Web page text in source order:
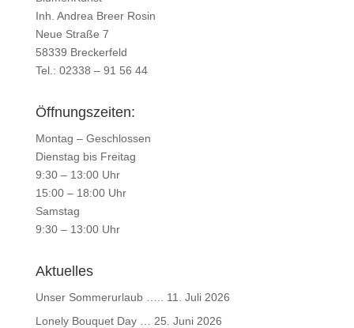
Inh. Andrea Breer Rosin
Neue Straße 7
58339 Breckerfeld
Tel.: 02338 – 91 56 44
Öffnungszeiten:
Montag – Geschlossen
Dienstag bis Freitag
9:30 – 13:00 Uhr
15:00 – 18:00 Uhr
Samstag
9:30 – 13:00 Uhr
Aktuelles
Unser Sommerurlaub …..
11. Juli 2026
Lonely Bouquet Day …
25. Juni 2026